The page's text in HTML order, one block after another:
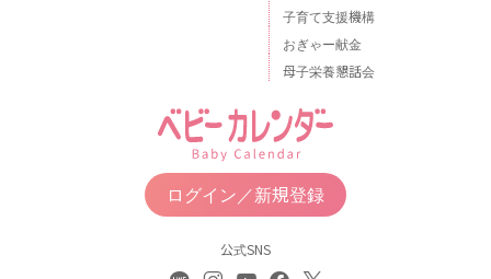
子育て支援機構
おぎゃー献金
母子栄養懇話会
ログイン／新規登録
公式SNS